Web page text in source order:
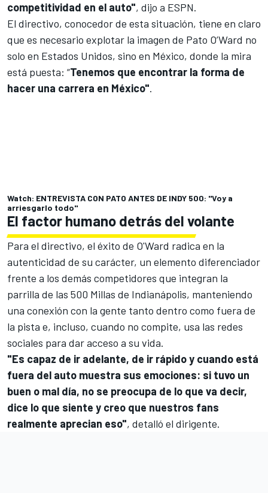
competitividad en el auto", dijo a ESPN.
El directivo, conocedor de esta situación, tiene en claro
que es necesario explotar la imagen de Pato O’Ward no
solo en Estados Unidos, sino en México, donde la mira
está puesta: “Tenemos que encontrar la forma de
hacer una carrera en México".
Watch: ENTREVISTA CON PATO ANTES DE INDY 500: "Voy a
arriesgarlo todo"
El factor humano detrás del volante
Para el directivo, el éxito de O'Ward radica en la
autenticidad de su carácter, un elemento diferenciador
frente a los demás competidores que integran la
parrilla de las 500 Millas de Indianápolis, manteniendo
una conexión con la gente tanto dentro como fuera de
la pista e, incluso, cuando no compite, usa las redes
sociales para dar acceso a su vida.
"Es capaz de ir adelante, de ir rápido y cuando está
fuera del auto muestra sus emociones: si tuvo un
buen o mal día, no se preocupa de lo que va decir,
dice lo que siente y creo que nuestros fans
realmente aprecian eso", detalló el dirigente.